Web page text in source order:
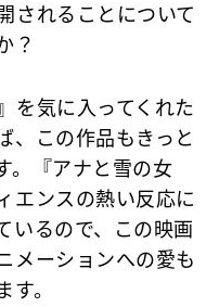
されることについて
？
を気に入ってくれた
、この作品もきっと
。『アナと雪の女
エンスの熱い反応に
いるので、この映画
メーションへの愛も
。